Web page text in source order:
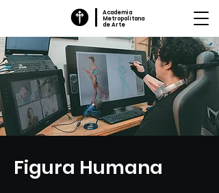
Academia
Metropolitana
de Arte
Figura Humana